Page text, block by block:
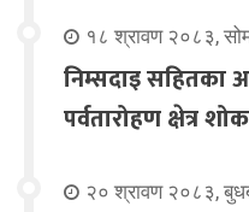
१८ श्रावण २०८३,
निम्सदाइ सहितका
पर्वतारोहण क्षेत्र
२० श्रावण २०८३,